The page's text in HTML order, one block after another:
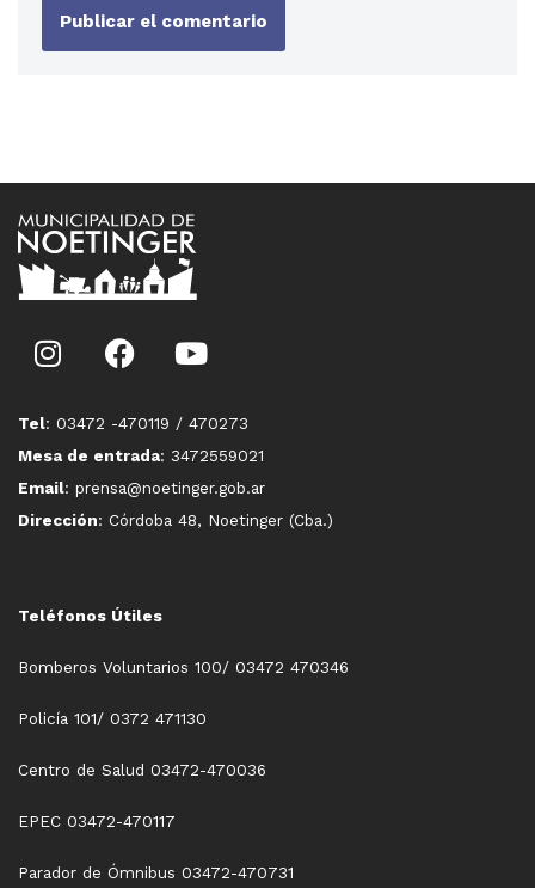
Tel: 03472 -470119 / 470273
Mesa de entrada: 3472559021
Email: prensa@noetinger.gob.ar
Dirección: Córdoba 48, Noetinger (Cba.)
Teléfonos Útiles
Bomberos Voluntarios 100/ 03472 470346
Policía 101/ 0372 471130
Centro de Salud 03472-470036
EPEC 03472-470117
Parador de Ómnibus 03472-470731